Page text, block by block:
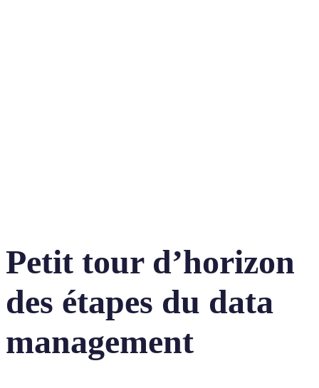
Petit tour d’horizon
des étapes du data
management